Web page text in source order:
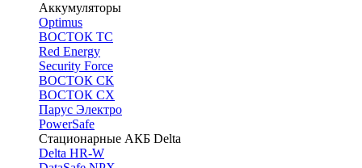
Аккумуляторы
Optimus
ВОСТОК ТС
Red Energy
Security Force
ВОСТОК СК
ВОСТОК СХ
Парус Электро
PowerSafe
Стационарные АКБ Delta
Delta HR-W